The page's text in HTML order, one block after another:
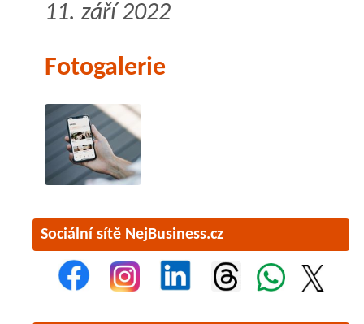
11. září 2022
Fotogalerie
Sociální sítě NejBusiness.cz